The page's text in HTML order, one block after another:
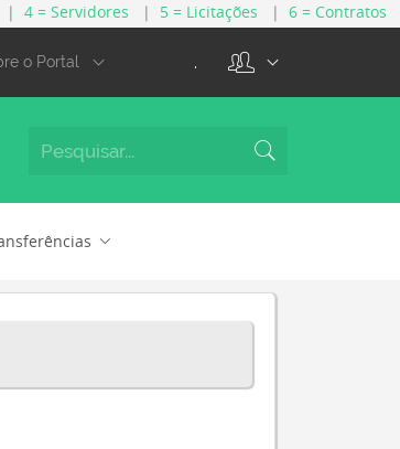
| 4 = Servidores | 5 = Licitações | 6 = Contratos
o Portal .